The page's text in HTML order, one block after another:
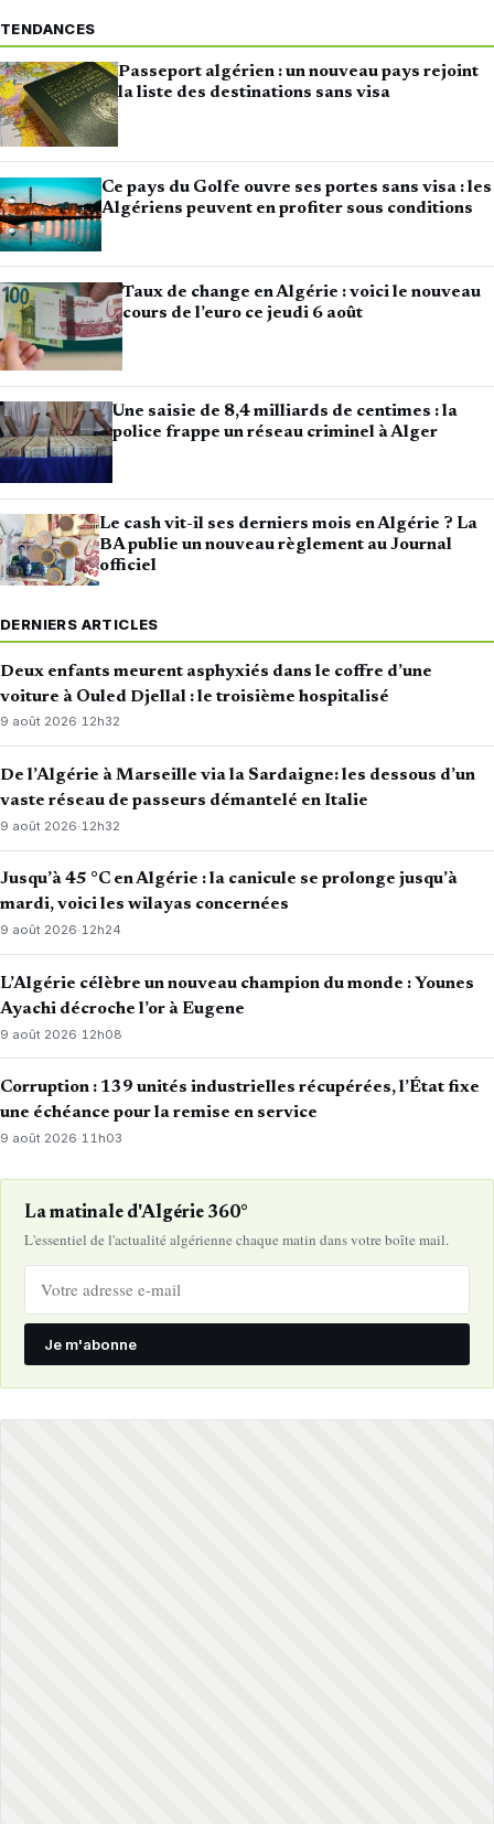
TENDANCES
Passeport algérien : un nouveau pays rejoint
la liste des destinations sans visa
Ce pays du Golfe ouvre ses portes sans visa : les
Algériens peuvent en profiter sous conditions
Taux de change en Algérie : voici le nouveau
cours de l’euro ce jeudi 6 août
Une saisie de 8,4 milliards de centimes : la
police frappe un réseau criminel à Alger
Le cash vit-il ses derniers mois en Algérie ? La
BA publie un nouveau règlement au Journal
officiel
DERNIERS ARTICLES
Deux enfants meurent asphyxiés dans le coffre d’une
voiture à Ouled Djellal : le troisième hospitalisé
9 août 2026·12h32
De l’Algérie à Marseille via la Sardaigne: les dessous d’un
vaste réseau de passeurs démantelé en Italie
9 août 2026· 12h32
Jusqu’à 45 °C en Algérie : la canicule se prolonge jusqu’à
mardi, voici les wilayas concernées
9 août 2026·12h24
L’Algérie célèbre un nouveau champion du monde : Younes
Ayachi décroche l’or à Eugene
9 août 2026· 12h08
Corruption : 139 unités industrielles récupérées, l’État fixe
une échéance pour la remise en service
9 août 2026·11h03
La matinale d'Algérie 360°
L'essentiel de l'actualité algérienne chaque matin dans votre boîte mail.
Je m'abonne